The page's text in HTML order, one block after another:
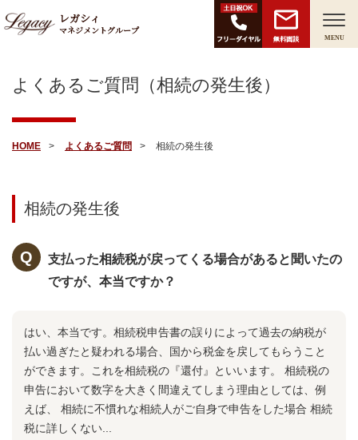
レガシィ
マネジメントグループ
無料面談 MENU
よくあるご質問（相続の発生後）
HOME よくあるご質問 相続の発生後
相続の発生後
支払った相続税が戻ってくる場合があると聞いたの
ですが、本当ですか？
はい、本当です。相続税申告書の誤りによって過去の納税が
払い過ぎたと疑われる場合、国から税金を戻してもらうこと
ができます。これを相続税の『還付』といいます。 相続税の
申告において数字を大きく間違えてしまう理由としては、例
えば、 相続に不慣れな相続人がご自身で申告をした場合 相続
税に詳しくない...